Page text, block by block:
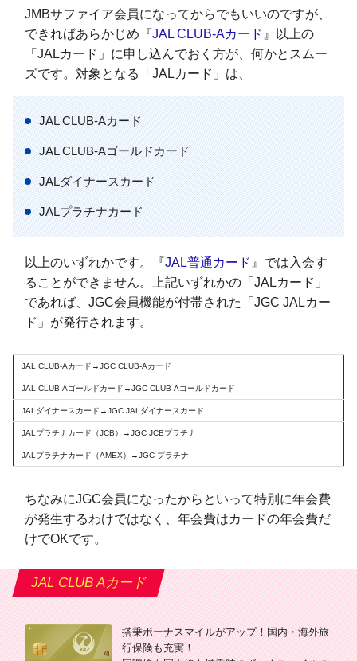
JMBサファイア会員になってからでもいいのですが、
できればあらかじめ『JAL CLUB-Aカード 』以上の
「JALカード」に申し込んでおく方が、何かとスムー
ズです。対象となる「JALカード」は、
JAL CLUB-Aカード
JAL CLUB-Aゴールドカード
JALダイナースカード
JALプラチナカード
以上のいずれかです。『JAL普通カード 』では入会す
ることができません。上記いずれかの「JALカード」
であれば、JGC会員機能が付帯された「JGC JALカー
ド」が発行されます。
JAL CLUB-Aカード→JGC CLUB-Aカード
JAL CLUB-Aゴールドカード→JGC CLUB-Aゴールドカード
JALダイナースカード→JGC JALダイナースカード
JALプラチナカード（JCB）→JGC JCBプラチナ
JALプラチナカード（AMEX）→JGC プラチナ
ちなみにJGC会員になったからといって特別に年会費
が発生するわけではなく、年会費はカードの年会費だ
けでOKです。
JAL CLUB Aカード
搭乗ボーナスマイルがアップ！国内・海外旅
行保険も充実！